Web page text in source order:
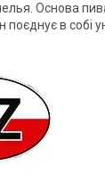
Основа
поєднує в собі